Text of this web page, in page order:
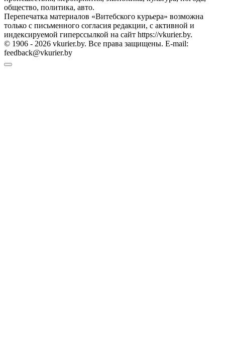
общество, политика, авто.
Перепечатка материалов «Витебского курьера» возможна
только с письменного согласия редакции, с активной и
индексируемой гиперссылкой на сайт https://vkurier.by.
© 1906 - 2026 vkurier.by. Все права защищены. E-mail:
feedback@vkurier.by